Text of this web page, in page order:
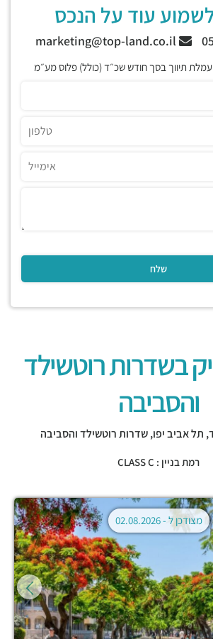
עוד על הנכס
תיווך בסך חודש שכ״ד (כולל) פלוס מע״מ
בשדרות רוטשילד
והסביבה
תל אביב יפו,שדרות רוטשילד והסביבה
רמת בניין : CLASS C
מצודכן ל -02.08.2026